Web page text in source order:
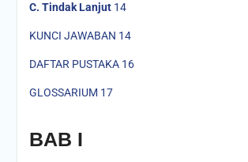
C. Tindak Lanjut14
KUNCI JAWABAN 14
DAFTAR PUSTAKA 16
GLOSSARIUM 17
BAB I